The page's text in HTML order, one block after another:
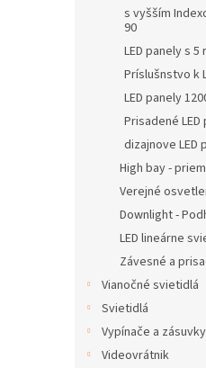
s vyšším
90
LED panely s
Príslušnstvo k
LED panely
Prisadené LED
dizajnove LED
High bay -
Verejné
Downlight -
LED lineárne
Závesné a
Vianočné svietidlá
Svietidlá
Vypínače a zásuvky
Videovrátnik